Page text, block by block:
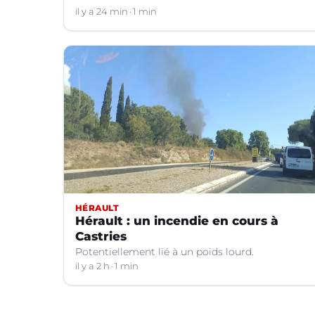
Roi (Gard) doit fermer ses portes.
il y a 24 min 1 min
HÉRAULT
Hérault : un incendie en cours à
Castries
Potentiellement lié à un poids lourd.
il y a 2 h 1 min